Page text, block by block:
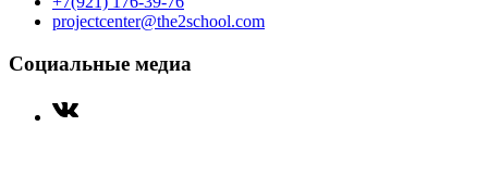
projectcenter@the2school.com
Социальные медиа